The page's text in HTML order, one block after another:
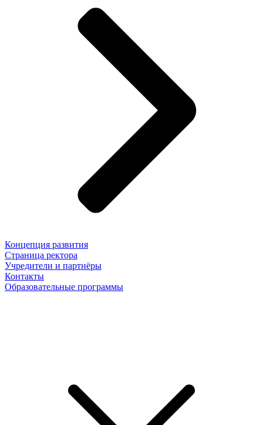
Концепция развития
Страница ректора
Учредители и партнёры
Контакты
Образовательные программы